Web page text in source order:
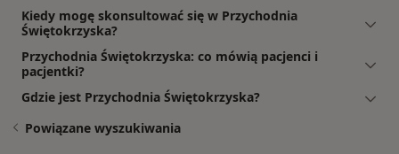
Kiedy mogę skonsultować się w Przychodnia
Świętokrzyska?
Przychodnia Świętokrzyska: co mówią pacjenci i
pacjentki?
Gdzie jest Przychodnia Świętokrzyska?
Powiązane wyszukiwania